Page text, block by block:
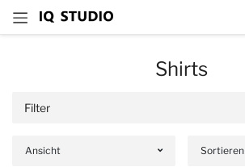
Shirts
Filter
Ansicht Sortieren